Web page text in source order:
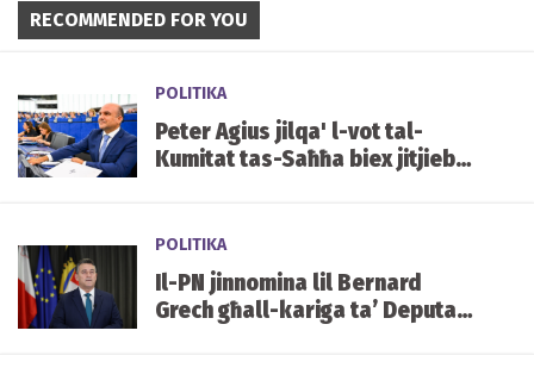
RECOMMENDED FOR YOU
POLITIKA
Peter Agius jilqa' l-vot tal-
Kumitat tas-Saħħa biex jitjiebu
POLITIKA
Il-PN jinnomina lil Bernard
Grech għall-kariga ta’ Deputat